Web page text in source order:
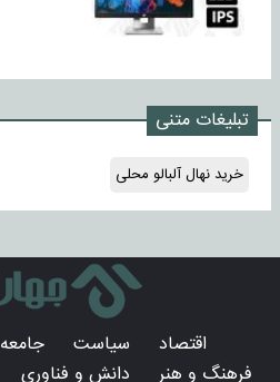
تبلیغات متنی
خرید نهال آلبالو محلی
اقتصاد سیاست جامعه
فرهنگ و هنر
دانش و فناوری